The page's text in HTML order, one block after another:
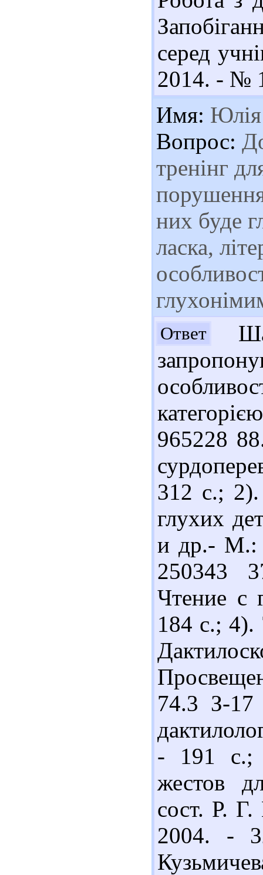
серед
2014. - №
Имя: Юлія
Вопрос:
тренінг
них буде
ласка,
Ответ
965228
312 с.;
глухих
и др.- М.:
250343
Чтение с
184 с.; 4).
74.3 З-17
- 191 с.;
жестов
сост. Р.
2004. -